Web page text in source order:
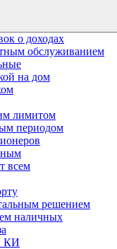
о доходах
обслуживанием
на дом
лимитом
периодом
всем
решением
наличных
КИ